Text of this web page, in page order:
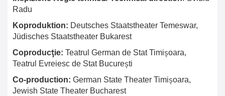
Radu
Koproduktion: Deutsches Staatstheater Temeswar,
Jüdisches Staatstheater Bukarest
Coproducție: Teatrul German de Stat Timișoara,
Teatrul Evreiesc de Stat București
Co-production: German State Theater Timișoara,
Jewish State Theater Bucharest